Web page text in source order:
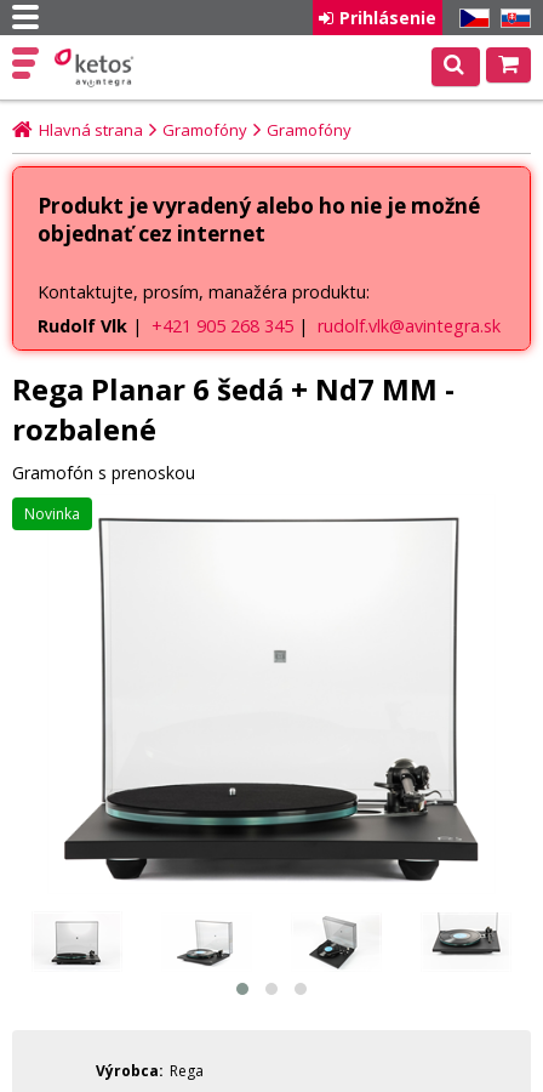
CZ SK
Prihlásenie
Hlavná strana Gramofóny Gramofóny
Produkt je vyradený alebo ho nie je možné
objednať cez internet
Kontaktujte, prosím, manažéra produktu:
Rudolf Vlk | +421 905 268 345 | rudolf.vlk@avintegra.sk
Rega Planar 6 šedá + Nd7 MM -
rozbalené
Gramofón s prenoskou
Novinka
Výrobca
Rega